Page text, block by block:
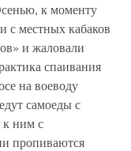
к моменту
с местных кабаков
и жаловали
спаивания
на воеводу
самоеды с
к ним с
пропиваются